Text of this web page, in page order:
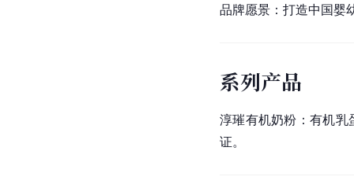
品牌愿景：打造中国婴
系列产品
淳璀有机奶粉：有机乳
证。